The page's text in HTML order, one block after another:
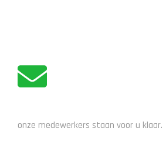
onze medewerkers staan voor u klaar.